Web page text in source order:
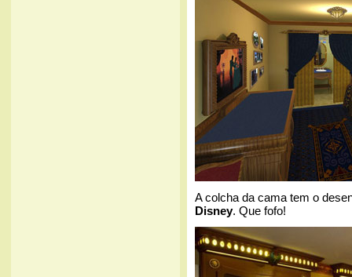
A colcha da cama tem o
Disney. Que fofo!